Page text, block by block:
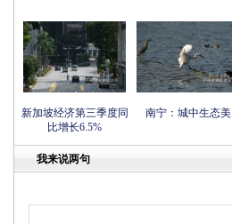
新加坡经济第三季度同
比增长6.5%
南宁：城中生态美
我来说两句